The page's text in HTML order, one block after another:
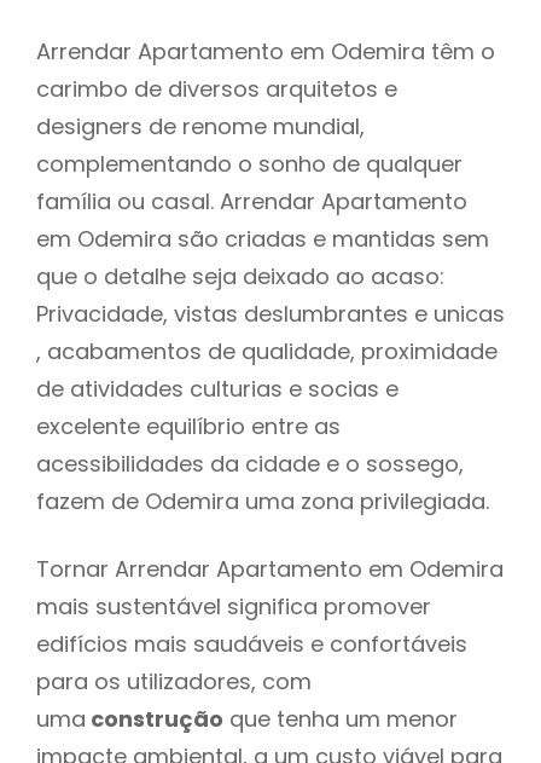
Arrendar Apartamento em Odemira têm o
carimbo de diversos arquitetos e
designers de renome mundial,
complementando o sonho de qualquer
família ou casal. Arrendar Apartamento
em Odemira são criadas e mantidas sem
que o detalhe seja deixado ao acaso:
Privacidade, vistas deslumbrantes e unicas
, acabamentos de qualidade, proximidade
de atividades culturias e socias e
excelente equilíbrio entre as
acessibilidades da cidade e o sossego,
fazem de Odemira uma zona privilegiada.
Tornar Arrendar Apartamento em Odemira
mais sustentável significa promover
edifícios mais saudáveis e confortáveis
para os utilizadores, com
uma construção que tenha um menor
impacte ambiental, a um custo viável para